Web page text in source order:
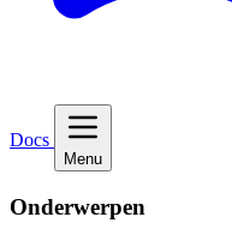
Docs
Menu
Onderwerpen